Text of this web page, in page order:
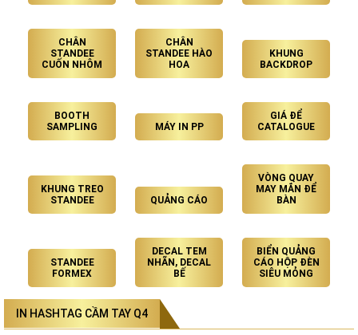
CHÂN
STANDEE
CUỐN NHÔM
CHÂN
STANDEE HÀO
HOA
KHUNG
BACKDROP
BOOTH
SAMPLING
MÁY IN PP
GIÁ ĐỂ
CATALOGUE
KHUNG TREO
STANDEE
QUẢNG CÁO
VÒNG QUAY
MAY MẮN ĐỂ
BÀN
STANDEE
FORMEX
DECAL TEM
NHÃN, DECAL
BẾ
BIỂN QUẢNG
CÁO HỘP ĐÈN
SIÊU MỎNG
IN HASHTAG CẦM TAY Q4